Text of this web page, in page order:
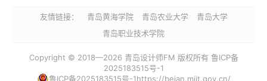
友情链接： 青岛黄海学院 青岛农业大学
青岛大学
青岛职业技术学院
Copyright © 2018—2026 青岛设计师FM 版权所有 鲁ICP备
2025183515号-1
鲁ICP备2025183515号-1https://beian.miit.gov.cn/